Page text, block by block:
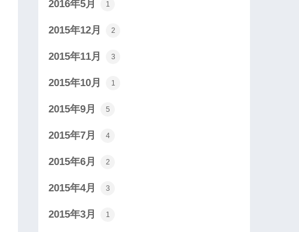
2016年5月 1
2015年12月 2
2015年11月 3
2015年10月 1
2015年9月 5
2015年7月 4
2015年6月 2
2015年4月 3
2015年3月 1